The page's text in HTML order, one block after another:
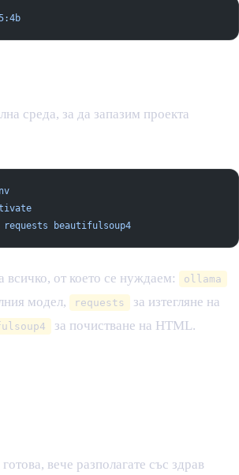
среда, за да запазим проекта
requests beautifulsoup4
всичко, от което се нуждаем: ollama
модел, requests
за изтегляне на
за почистване на HTML.
вече разполагате със здрав